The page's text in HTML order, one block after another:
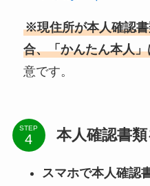
※現住所が本人確認
合、「かんたん本人
意です。
STEP 本人確認書
スマホで本人確認